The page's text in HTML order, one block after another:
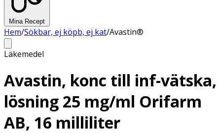
Mina Recept
Hem/Sökbar, ej köpb, ej kat/Avastin®
Läkemedel
Avastin, konc till inf-vätska,
lösning 25 mg/ml Orifarm
AB, 16 milliliter